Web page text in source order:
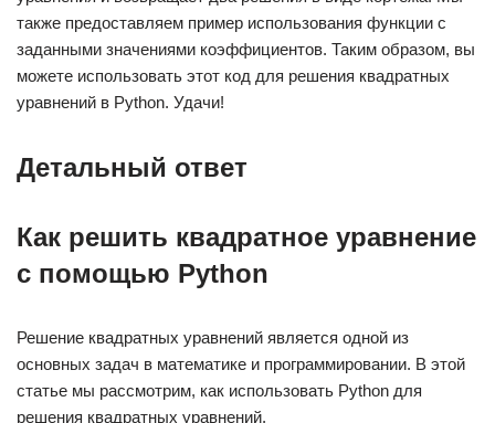
также предоставляем пример использования функции с
заданными значениями коэффициентов. Таким образом, вы
можете использовать этот код для решения квадратных
уравнений в Python. Удачи!
Детальный ответ
Как решить квадратное уравнение
с помощью Python
Решение квадратных уравнений является одной из
основных задач в математике и программировании. В этой
статье мы рассмотрим, как использовать Python для
решения квадратных уравнений.